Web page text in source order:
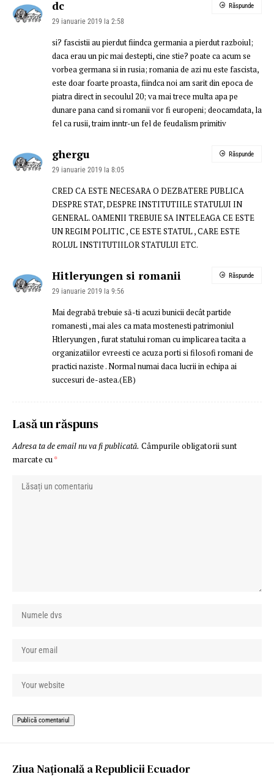
dc
29 ianuarie 2019 la 2:58
si? fascistii au pierdut fiindca germania a pierdut razboiul;
daca erau un pic mai destepti, cine stie? poate ca acum se
vorbea germana si in rusia; romania de azi nu este fascista,
este doar foarte proasta, fiindca noi am sarit din epoca de
piatra direct in secoulul 20; va mai trece multa apa pe
dunare pana cand si romanii vor fi europeni; deocamdata, la
fel ca rusii, traim inntr-un fel de feudalism primitiv
Răspunde
ghergu
29 ianuarie 2019 la 8:05
CRED CA ESTE NECESARA O DEZBATERE PUBLICA
DESPRE STAT, DESPRE INSTITUTIILE STATULUI IN
GENERAL. OAMENII TREBUIE SA INTELEAGA CE ESTE
UN REGIM POLITIC , CE ESTE STATUL , CARE ESTE
ROLUL INSTITUTIILOR STATULUI ETC.
Răspunde
Hitleryungen si romanii
29 ianuarie 2019 la 9:56
Mai degrabă trebuie să-ti acuzi bunicii decât partide
romanesti , mai ales ca mata mostenesti patrimoniul
Htleryungen , furat statului roman cu implicarea tacita a
organizatiilor evreesti ce acuza porti si filosofi romani de
practici naziste . Normal numai daca lucrii in echipa ai
succesuri de-astea.(EB)
Răspunde
Lasă un răspuns
Adresa ta de email nu va fi publicată. Câmpurile obligatorii sunt
marcate cu *
Ziua Națională a Republicii Ecuador